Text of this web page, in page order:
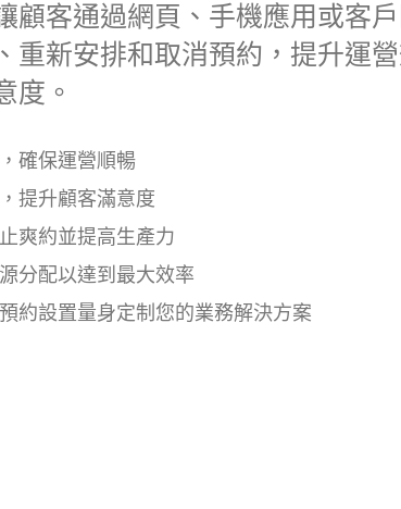
顧客通過網頁、手機應用或客戶
重新安排和取消預約，提升運
度。
確保運營順暢
提升顧客滿意度
爽約並提高生產力
分配以達到最大效率
約設置量身定制您的業務解決方案